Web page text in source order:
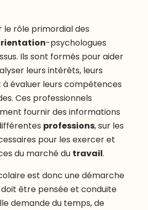
le rôle primordial des
-psychologues
Ils sont formés pour aider
leurs intérêts, leurs
à évaluer leurs compétences
Ces professionnels
fournir des informations
professions, sur les
pour les exercer et
du marché du travail.
est donc une démarche
doit être pensée et conduite
demande du temps, de